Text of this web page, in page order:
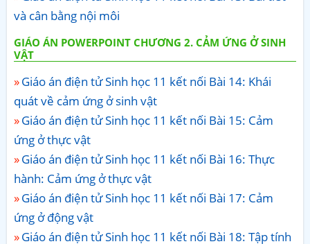
và cân bằng nội môi
GIÁO ÁN POWERPOINT CHƯƠNG 2. CẢM ỨNG Ở SINH
VẬT
Giáo án điện tử Sinh học 11 kết nối Bài 14: Khái
quát về cảm ứng ở sinh vật
Giáo án điện tử Sinh học 11 kết nối Bài 15: Cảm
ứng ở thực vật
Giáo án điện tử Sinh học 11 kết nối Bài 16: Thực
hành: Cảm ứng ở thực vật
Giáo án điện tử Sinh học 11 kết nối Bài 17: Cảm
ứng ở động vật
Giáo án điện tử Sinh học 11 kết nối Bài 18: Tập tính